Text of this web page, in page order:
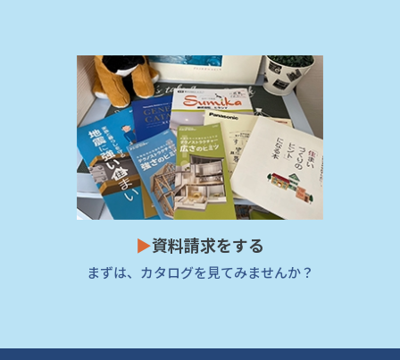
▶資料請求をする
まずは、カタログを見てみませんか？